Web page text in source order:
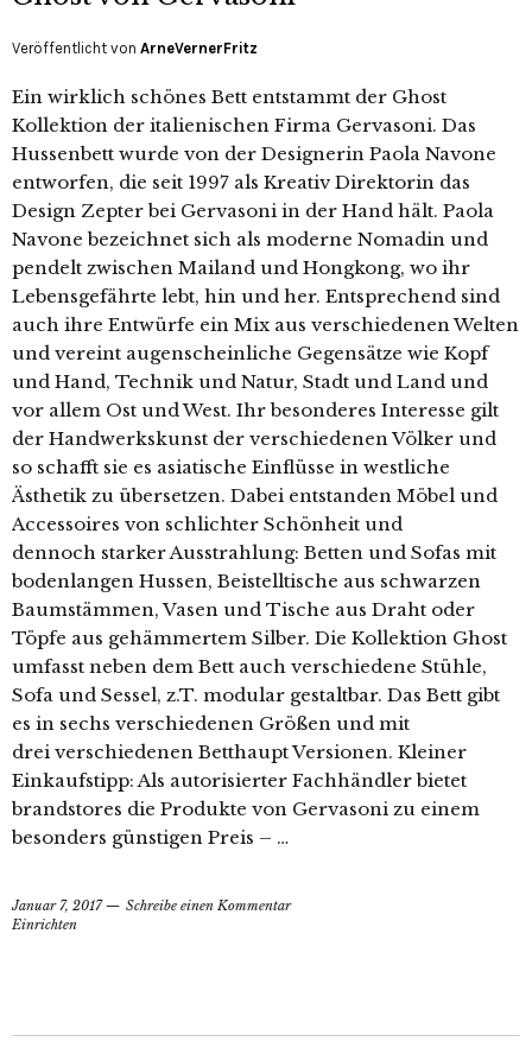
Veröffentlicht von ArneVernerFritz
Ein wirklich schönes Bett entstammt der Ghost
Kollektion der italienischen Firma Gervasoni. Das
Hussenbett wurde von der Designerin Paola Navone
entworfen, die seit 1997 als Kreativ Direktorin das
Design Zepter bei Gervasoni in der Hand hält. Paola
Navone bezeichnet sich als moderne Nomadin und
pendelt zwischen Mailand und Hongkong, wo ihr
Lebensgefährte lebt, hin und her. Entsprechend sind
auch ihre Entwürfe ein Mix aus verschiedenen Welten
und vereint augenscheinliche Gegensätze wie Kopf
und Hand, Technik und Natur, Stadt und Land und
vor allem Ost und West. Ihr besonderes Interesse gilt
der Handwerkskunst der verschiedenen Völker und
so schafft sie es asiatische Einflüsse in westliche
Ästhetik zu übersetzen. Dabei entstanden Möbel und
Accessoires von schlichter Schönheit und
dennoch starker Ausstrahlung: Betten und Sofas mit
bodenlangen Hussen, Beistelltische aus schwarzen
Baumstämmen, Vasen und Tische aus Draht oder
Töpfe aus gehämmertem Silber. Die Kollektion Ghost
umfasst neben dem Bett auch verschiedene Stühle,
Sofa und Sessel, z.T. modular gestaltbar. Das Bett gibt
es in sechs verschiedenen Größen und mit
drei verschiedenen Betthaupt Versionen. Kleiner
Einkaufstipp: Als autorisierter Fachhändler bietet
brandstores die Produkte von Gervasoni zu einem
besonders günstigen Preis – …
Januar 7, 2017
Schreibe einen Kommentar
Einrichten